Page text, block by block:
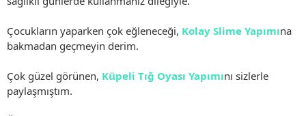
Çocukların yaparken çok eğleneceği, Kolay Slime Yapımına
bakmadan geçmeyin derim.
Çok güzel görünen, Küpeli Tığ Oyası Yapımını sizlerle
paylaşmıştım.